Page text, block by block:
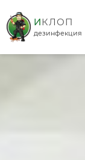
дезинфекция